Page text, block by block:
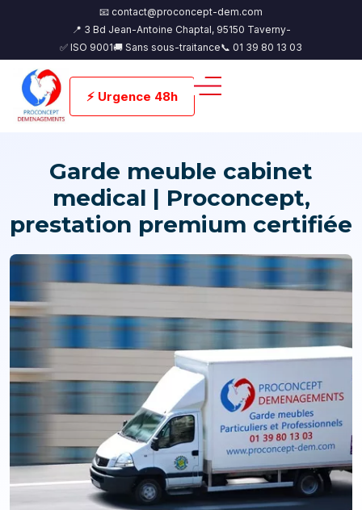
📧 contact@proconcept-dem.com
📍 3 Bd Jean-Antoine Chaptal, 95150 Taverny-
✅ ISO 9001🚚 Sans sous-traitance📞 01 39 80 13 03
⚡ Urgence 48h
Garde meuble cabinet
medical | Proconcept,
prestation premium certifiée